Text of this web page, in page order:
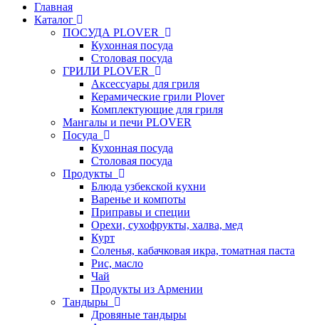
Главная
Каталог
ПОСУДА PLOVER
Кухонная посуда
Столовая посуда
ГРИЛИ PLOVER
Аксессуары для гриля
Керамические грили Plover
Комплектующие для гриля
Мангалы и печи PLOVER
Посуда
Кухонная посуда
Столовая посуда
Продукты
Блюда узбекской кухни
Варенье и компоты
Приправы и специи
Орехи, сухофрукты, халва, мед
Курт
Соленья, кабачковая икра, томатная паста
Рис, масло
Чай
Продукты из Армении
Тандыры
Дровяные тандыры